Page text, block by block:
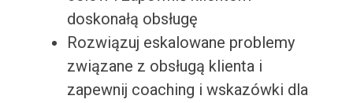
doskonałą obsługę
Rozwiązuj eskalowane problemy
związane z obsługą klienta i
zapewnij coaching i wskazówki dla